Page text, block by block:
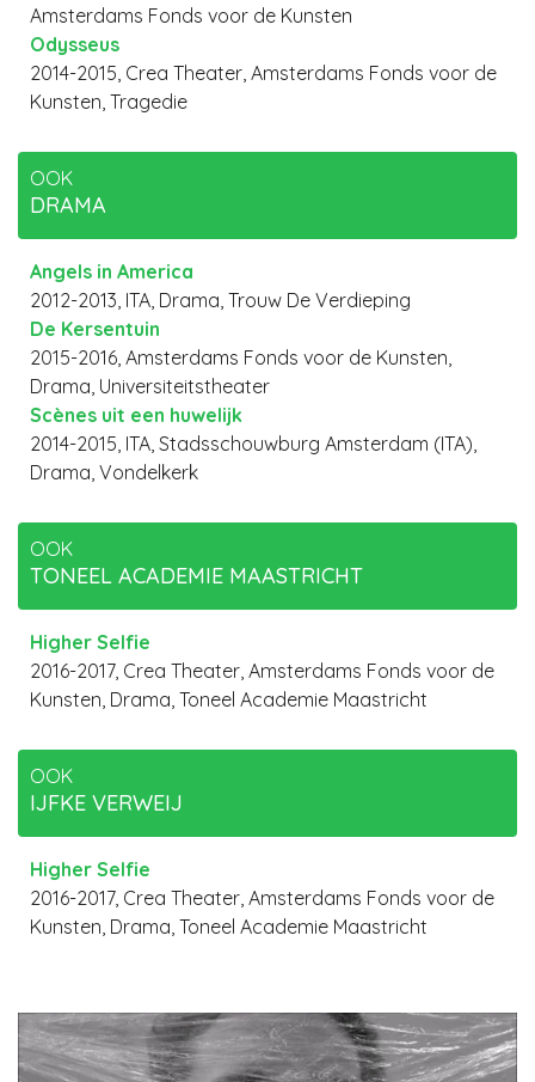
Amsterdams Fonds voor de Kunsten
Odysseus
2014-2015, Crea Theater, Amsterdams Fonds voor de
Kunsten, Tragedie
OOK
DRAMA
Angels in America
2012-2013, ITA, Drama, Trouw De Verdieping
De Kersentuin
2015-2016, Amsterdams Fonds voor de Kunsten,
Drama, Universiteitstheater
Scènes uit een huwelijk
2014-2015, ITA, Stadsschouwburg Amsterdam (ITA),
Drama, Vondelkerk
OOK
TONEEL ACADEMIE MAASTRICHT
Higher Selfie
2016-2017, Crea Theater, Amsterdams Fonds voor de
Kunsten, Drama, Toneel Academie Maastricht
OOK
IJFKE VERWEIJ
Higher Selfie
2016-2017, Crea Theater, Amsterdams Fonds voor de
Kunsten, Drama, Toneel Academie Maastricht